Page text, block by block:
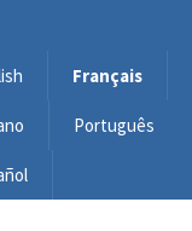
Français
Português